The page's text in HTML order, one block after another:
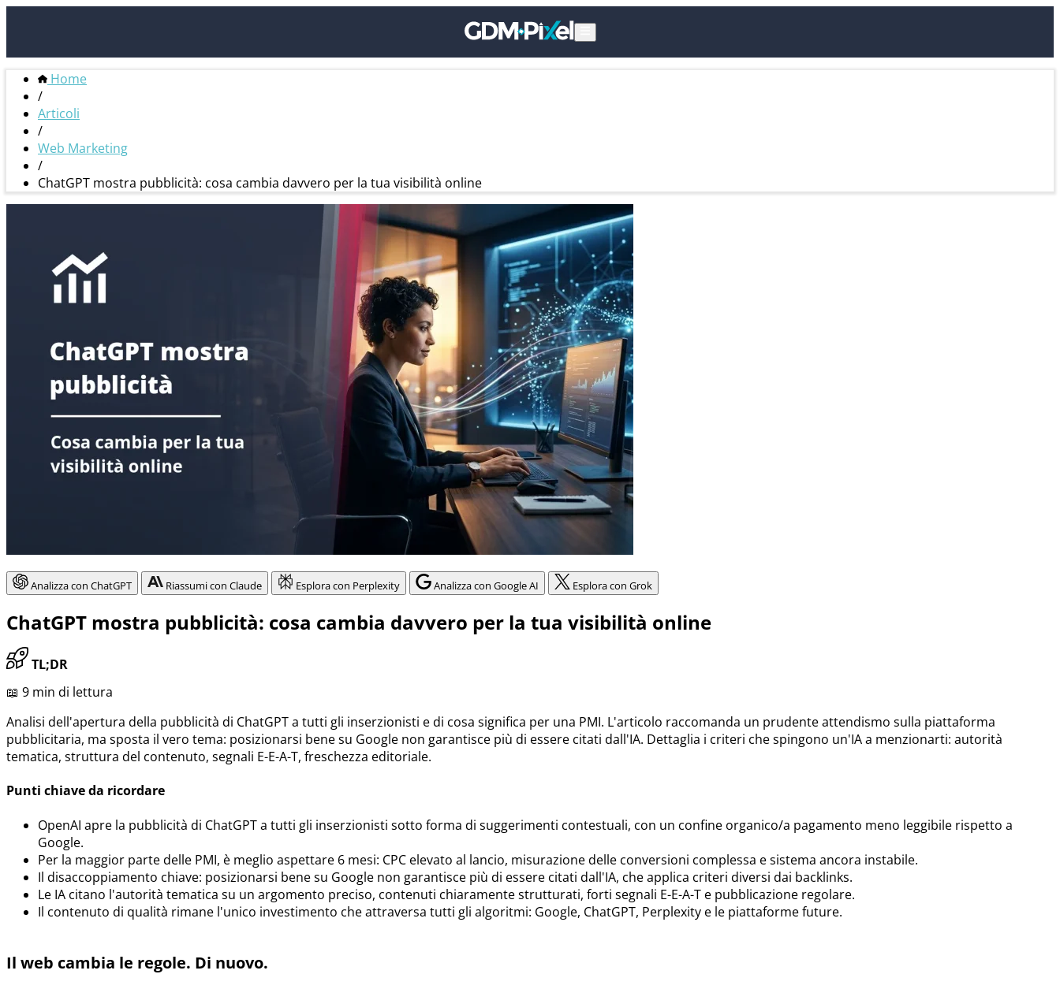
Home
/
Articoli
/
Web Marketing
/
ChatGPT mostra pubblicità: cosa cambia davvero per la tua visibilità online
Analizza con ChatGPT Riassumi con Claude Esplora con Perplexity Analizza con Google AI Esplora con Grok
ChatGPT mostra pubblicità: cosa cambia davvero per la tua visibilità online
TL;DR
📖 9 min di lettura
Analisi dell'apertura della pubblicità di ChatGPT a tutti gli inserzionisti e di cosa significa per una PMI. L'articolo raccomanda un prudente attendismo sulla piattaforma
pubblicitaria, ma sposta il vero tema: posizionarsi bene su Google non garantisce più di essere citati dall'IA. Dettaglia i criteri che spingono un'IA a menzionarti: autorità
tematica, struttura del contenuto, segnali E-E-A-T, freschezza editoriale.
Punti chiave da ricordare
OpenAI apre la pubblicità di ChatGPT a tutti gli inserzionisti sotto forma di suggerimenti contestuali, con un confine organico/a pagamento meno leggibile rispetto a
Google.
Per la maggior parte delle PMI, è meglio aspettare 6 mesi: CPC elevato al lancio, misurazione delle conversioni complessa e sistema ancora instabile.
Il disaccoppiamento chiave: posizionarsi bene su Google non garantisce più di essere citati dall'IA, che applica criteri diversi dai backlinks.
Le IA citano l'autorità tematica su un argomento preciso, contenuti chiaramente strutturati, forti segnali E-E-A-T e pubblicazione regolare.
Il contenuto di qualità rimane l'unico investimento che attraversa tutti gli algoritmi: Google, ChatGPT, Perplexity e le piattaforme future.
Il web cambia le regole. Di nuovo.